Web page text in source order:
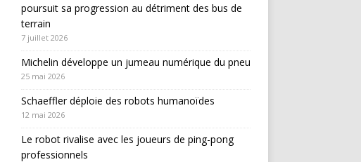
poursuit sa progression au détriment des bus de
terrain
7 juillet 2026
Michelin développe un jumeau numérique du pneu
25 mai 2026
Schaeffler déploie des robots humanoïdes
12 mai 2026
Le robot rivalise avec les joueurs de ping-pong
professionnels